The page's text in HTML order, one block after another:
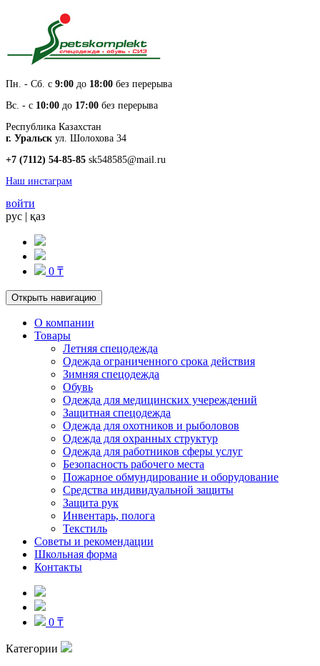
Пн. - Cб. с 9:00 до 18:00 без перерыва
Вс. - с 10:00 до 17:00 без перерыва
Республика Казахстан
г. Уральск ул. Шолохова 34
+7 (7112) 54-85-85 sk548585@mail.ru
Наш инстаграм
войти
рус | қаз
0 ₸
Открыть навигацию
О компании
Товары
Летняя спецодежда
Одежда ограниченного срока действия
Зимняя спецодежда
Обувь
Одежда для медицинских учереждений
Защитная спецодежда
Одежда для охотников и рыболовов
Одежда для охранных структур
Одежда для работников сферы услуг
Безопасность рабочего места
Пожарное обмундирование и оборудование
Средства индивидуальной защиты
Защита рук
Инвентарь, полога
Текстиль
Советы и рекомендации
Школьная форма
Контакты
0 ₸
Категории